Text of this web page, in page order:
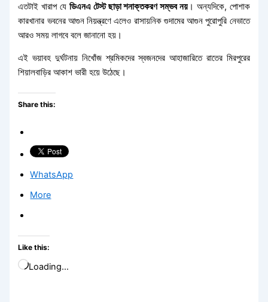
এতটাই খারাপ যে ডিএনএ টেস্ট ছাড়া শনাক্তকরণ সম্ভব নয়। অন্যদিকে, পোশাক
কারখানার ভবনের আগুন নিয়ন্ত্রণে এলেও রাসায়নিক গুদামের আগুন পুরোপুরি নেভাতে
আরও সময় লাগবে বলে জানানো হয়।
এই ভয়াবহ দুর্ঘটনায় নিখোঁজ শ্রমিকদের স্বজনদের আহাজারিতে রাতের মিরপুরের
শিয়ালবাড়ির আকাশ ভারী হয়ে উঠেছে।
Share this:
WhatsApp
More
Like this:
Loading…